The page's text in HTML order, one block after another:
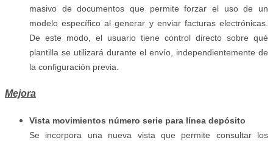
masivo de documentos que permite forzar el uso de un
modelo específico al generar y enviar facturas electrónicas.
De este modo, el usuario tiene control directo sobre qué
plantilla se utilizará durante el envío, independientemente de
la configuración previa.
Mejora
Vista movimientos número serie para línea depósito
Se incorpora una nueva vista que permite consultar los